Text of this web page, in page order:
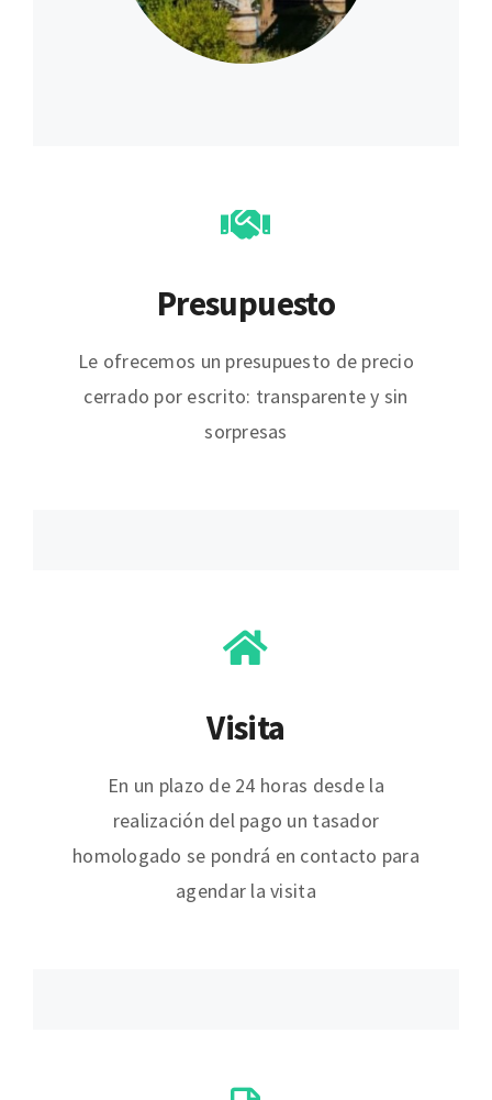
Presupuesto
Le ofrecemos un presupuesto de precio
cerrado por escrito: transparente y sin
sorpresas
Visita
En un plazo de 24 horas desde la
realización del pago un tasador
homologado se pondrá en contacto para
agendar la visita